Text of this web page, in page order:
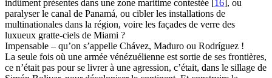
indûment présentes dans une zone maritime contestée [16], ou
paralyser le canal de Panamá, ou cibler les installations de
multinationales dans la région, voire les façades de verre des
luxueux gratte-ciels de Miami ?
Impensable – qu’on s’appelle Chávez, Maduro ou Rodríguez !
La seule fois où une armée vénézuélienne est sortie de ses frontières,
ce n’était pas pour se livrer à une agression, c’était, dans le sillage de